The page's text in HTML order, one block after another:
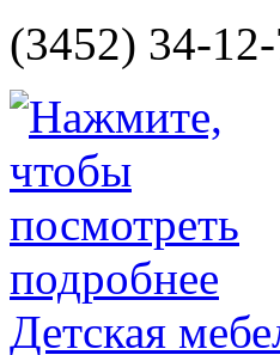
(3452) 34-
Детская